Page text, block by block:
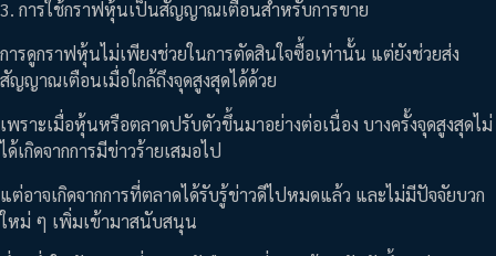
3. การใช้กราฟหุ้นเป็นสัญญาณเตือนสำหรับการขาย
การดูกราฟหุ้นไม่เพียงช่วยในการตัดสินใจซื้อเท่านั้น แต่ยังช่วยส่ง
สัญญาณเตือนเมื่อใกล้ถึงจุดสูงสุดได้ด้วย
เพราะเมื่อหุ้นหรือตลาดปรับตัวขึ้นมาอย่างต่อเนื่อง บางครั้งจุดสูงสุดไม่
ได้เกิดจากการมีข่าวร้ายเสมอไป
แต่อาจเกิดจากการที่ตลาดได้รับรู้ข่าวดีไปหมดแล้ว และไม่มีปัจจัยบวก
ใหม่ ๆ เพิ่มเข้ามาสนับสนุน